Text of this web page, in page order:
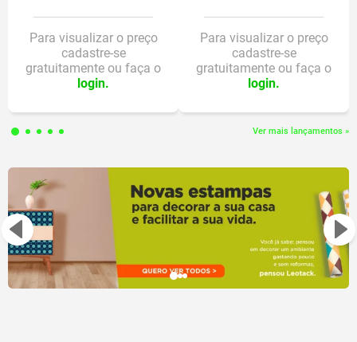
DETALHES DO PRODUTO:
Pincel ergonômico
3 unidades
3 cores: vermelho, azul e amarelo
Para visualizar o preço
cadastre-se
gratuitamente ou faça o
login.
Para visualizar o preço
cadastre-se
gratuitamente ou faça o
login.
Ver mais lançamentos »